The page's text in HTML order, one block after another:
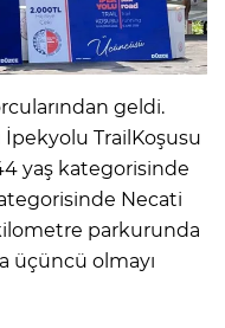
geldi.
TrailKoşusu
yaş kategorisinde
Necati
parkurunda
üçüncü olmayı